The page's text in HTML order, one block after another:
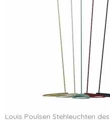
Louis Poulsen Stehleuchten